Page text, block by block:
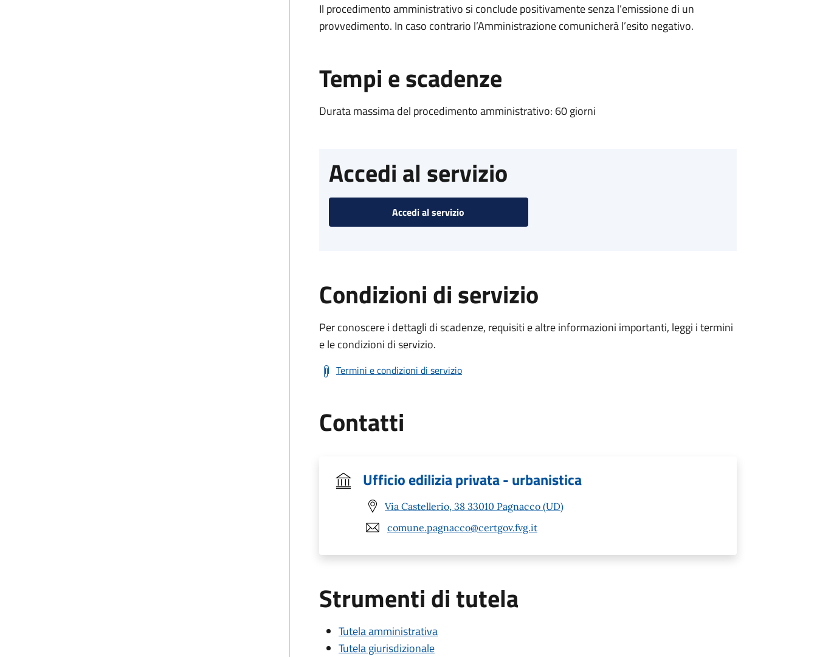
Il procedimento amministrativo si conclude positivamente senza l’emissione di un
provvedimento. In caso contrario l’Amministrazione comunicherà l’esito negativo.
Tempi e scadenze
Durata massima del procedimento amministrativo: 60 giorni
Accedi al servizio
Accedi al servizio
Condizioni di servizio
Per conoscere i dettagli di scadenze, requisiti e altre informazioni importanti, leggi i termini
e le condizioni di servizio.
Termini e condizioni di servizio
Contatti
Ufficio edilizia privata - urbanistica
Via Castellerio, 38 33010 Pagnacco (UD)
comune.pagnacco@certgov.fvg.it
Strumenti di tutela
Tutela amministrativa
Tutela giurisdizionale